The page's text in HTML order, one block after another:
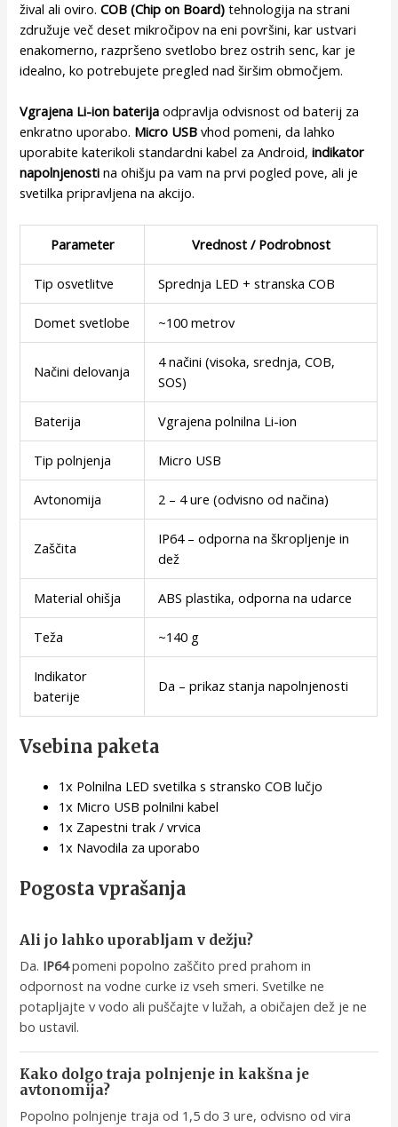
žival ali oviro.COB (Chip on Board) tehnologija na strani
združuje več deset mikročipov na eni površini, kar ustvari
enakomerno, razpršeno svetlobo brez ostrih senc, kar je
idealno, ko potrebujete pregled nad širšim območjem.
Vgrajena Li-ion baterija odpravlja odvisnost od baterij za
enkratno uporabo. Micro USB vhod pomeni, da lahko
uporabite katerikoli standardni kabel za Android,indikator
napolnjenosti na ohišju pa vam na prvi pogled pove, ali je
svetilka pripravljena na akcijo.
Parameter Vrednost / Podrobnost
Tip osvetlitve Sprednja LED + stranska COB
Domet svetlobe ~100 metrov
Načini delovanja
4 načini (visoka, srednja, COB,
SOS)
Baterija Vgrajena polnilna Li-ion
Tip polnjenja Micro USB
Avtonomija 2 – 4 ure (odvisno od načina)
Zaščita
IP64 – odporna na škropljenje in
dež
Material ohišja ABS plastika, odporna na udarce
Teža ~140 g
Indikator
baterije
Da – prikaz stanja napolnjenosti
Vsebina paketa
1x Polnilna LED svetilka s stransko COB lučjo
1x Micro USB polnilni kabel
1x Zapestni trak / vrvica
1x Navodila za uporabo
Pogosta vprašanja
Ali jo lahko uporabljam v dežju?
Da. IP64pomeni popolno zaščito pred prahom in
odpornost na vodne curke iz vseh smeri. Svetilke ne
potapljajte v vodo ali puščajte v lužah, a običajen dež je ne
bo ustavil.
Kako dolgo traja polnjenje in kakšna je
avtonomija?
Popolno polnjenje traja od 1,5 do 3 ure, odvisno od vira